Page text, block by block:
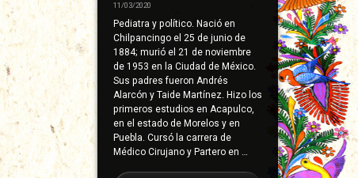
11/03/2020
Pediatra y político. Nació en
Chilpancingo el 25 de junio de
1884; murió el 21 de noviembre
de 1953 en la Ciudad de México.
Sus padres fueron Andrés
Alarcón y Taide Martínez. Hizo los
primeros estudios en Acapulco,
en el estado de Morelos y en
Puebla. Cursó la carrera de
Médico Cirujano y Partero en …